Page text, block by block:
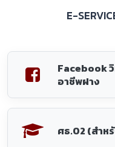
E-
Facebook
อาชีพฝาง
ศธ.02 (สำห